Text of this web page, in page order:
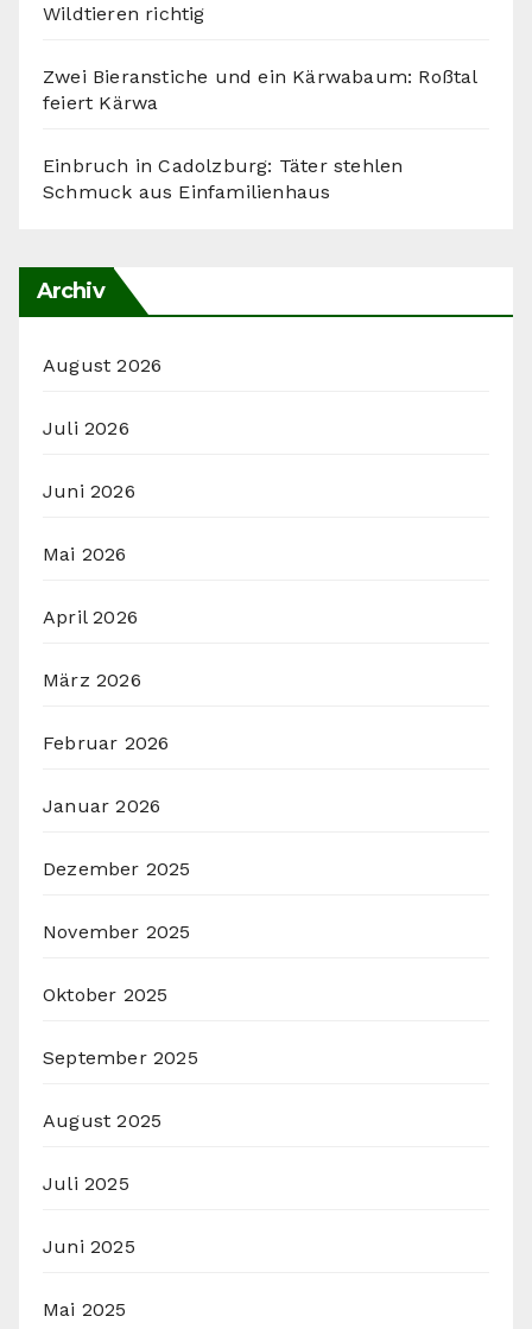
Wildtieren richtig
Zwei Bieranstiche und ein Kärwabaum: Roßtal
feiert Kärwa
Einbruch in Cadolzburg: Täter stehlen
Schmuck aus Einfamilienhaus
Archiv
August 2026
Juli 2026
Juni 2026
Mai 2026
April 2026
März 2026
Februar 2026
Januar 2026
Dezember 2025
November 2025
Oktober 2025
September 2025
August 2025
Juli 2025
Juni 2025
Mai 2025